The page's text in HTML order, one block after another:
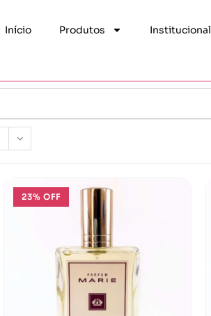
Início Produtos Institucional
23% OFF